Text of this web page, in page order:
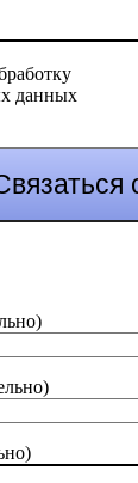
данных